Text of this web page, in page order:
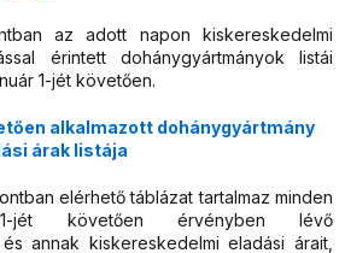
az adott napon kiskereskedelmi
érintett dohánygyártmányok listái
1-jét követően.
alkalmazott dohánygyártmány
árak listája
elérhető táblázat tartalmaz minden
jét követően érvényben lévő
annak kiskereskedelmi eladási árait,